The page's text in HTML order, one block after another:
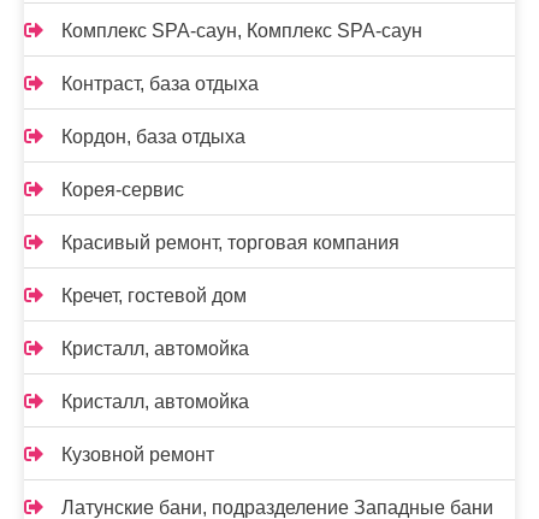
Комплекс SPA-саун, Комплекс SPA-саун
Контраст, база отдыха
Кордон, база отдыха
Корея-сервис
Красивый ремонт, торговая компания
Кречет, гостевой дом
Кристалл, автомойка
Кристалл, автомойка
Кузовной ремонт
Латунские бани, подразделение Западные бани